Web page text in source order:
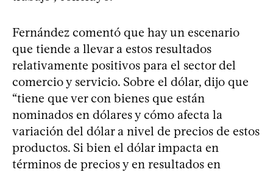
Fernández comentó que hay un escenario
que tiende a llevar a estos resultados
relativamente positivos para el sector del
comercio y servicio. Sobre el dólar, dijo que
“tiene que ver con bienes que están
nominados en dólares y cómo afecta la
variación del dólar a nivel de precios de estos
productos. Si bien el dólar impacta en
términos de precios y en resultados en